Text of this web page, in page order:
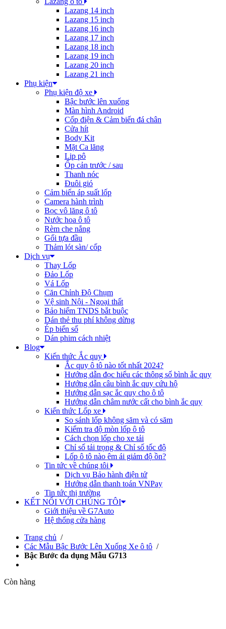
Lazang 14 inch
Lazang 15 inch
Lazang 16 inch
Lazang 17 inch
Lazang 18 inch
Lazang 19 inch
Lazang 20 inch
Lazang 21 inch
Phụ kiện
Phụ kiện độ xe
Bậc bước lên xuống
Màn hình Android
Cốp điện & Cảm biến đá chân
Cửa hít
Body Kit
Mặt Ca lăng
Lip pô
Ốp cản trước / sau
Thanh nóc
Đuôi gió
Cảm biến áp suất lốp
Camera hành trình
Bọc vô lăng ô tô
Nước hoa ô tô
Rèm che nắng
Gối tựa đầu
Thảm lót sàn/ cốp
Dịch vụ
Thay Lốp
Đảo Lốp
Vá Lốp
Căn Chỉnh Độ Chụm
Vệ sinh Nội - Ngoại thất
Bảo hiểm TNDS bắt buộc
Dán thẻ thu phí không dừng
Ép biển số
Dán phim cách nhiệt
Blog
Kiến thức Ắc quy
Ắc quy ô tô nào tốt nhất 2024?
Hướng dẫn đọc hiểu các thông số bình ắc quy
Hướng dẫn câu bình ắc quy cứu hộ
Hướng dẫn sạc ắc quy cho ô tô
Hướng dẫn châm nước cất cho bình ắc quy
Kiến thức Lốp xe
So sánh lốp không săm và có săm
Kiểm tra độ mòn lốp ô tô
Cách chọn lốp cho xe tải
Chỉ số tải trọng & Chỉ số tốc độ
Lốp ô tô nào êm ái giảm độ ồn?
Tin tức về chúng tôi
Dịch vụ Bảo hành điện tử
Hướng dẫn thanh toán VNPay
Tin tức thị trường
KẾT NỐI VỚI CHÚNG TÔI
Giới thiệu về G7Auto
Hệ thống cửa hàng
Trang chủ /
Các Mẫu Bậc Bước Lên Xuống Xe ô tô /
Bậc Bước đa dụng Mẫu G713
Còn hàng